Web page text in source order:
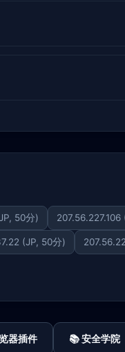
50分) 207.56.227.106
(JP, 50分)
器插件 📚 安全学院